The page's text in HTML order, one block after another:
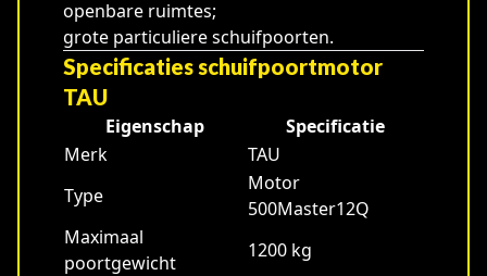
openbare ruimtes;
grote particuliere schuifpoorten.
Specificaties schuifpoortmotor
TAU
Eigenschap
Specificatie
Merk
TAU
Type
Motor
500Master12Q
Maximaal
poortgewicht
1200 kg